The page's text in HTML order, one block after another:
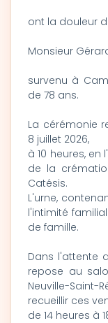
ont la douleur
Monsieur
survenu à
de 78 ans.
La cérémonie
8 juillet 2026,
à 10 heures, en
de la
Catésis.
L'urne,
l'intimité
de famille.
Dans l'attente
repose au
Neuville-
recueillir ces
de 14 heures à